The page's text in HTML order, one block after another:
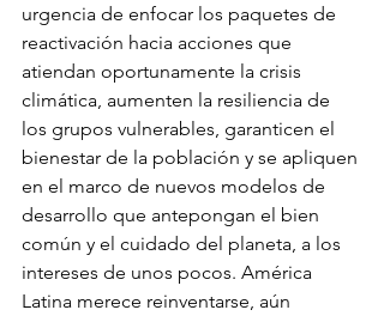
urgencia de enfocar los paquetes de
reactivación hacia acciones que
atiendan oportunamente la crisis
climática, aumenten la resiliencia de
los grupos vulnerables, garanticen el
bienestar de la población y se apliquen
en el marco de nuevos modelos de
desarrollo que antepongan el bien
común y el cuidado del planeta, a los
intereses de unos pocos. América
Latina merece reinventarse, aún